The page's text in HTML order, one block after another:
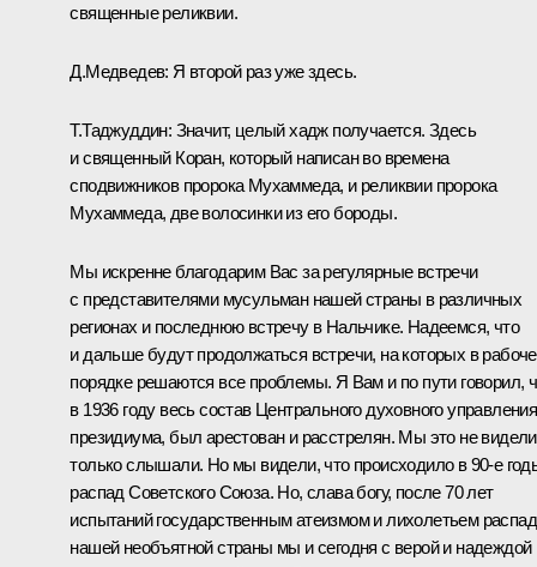
священные реликвии.
Д.Медведев: Я второй раз уже здесь.
Т.Таджуддин: Значит, целый хадж получается. Здесь
и священный Коран, который написан во времена
сподвижников пророка Мухаммеда, и реликвии пророка
Мухаммеда, две волосинки из его бороды.
Мы искренне благодарим Вас за регулярные встречи
с представителями мусульман нашей страны в различных
регионах и последнюю встречу в Нальчике. Надеемся, что
и дальше будут продолжаться встречи, на которых в
порядке решаются все проблемы. Я Вам и по пути говорил,
в 1936 году весь состав Центрального духовного
президиума, был арестован и расстрелян. Мы это не
только слышали. Но мы видели, что происходило в 90-е
распад Советского Союза. Но, слава богу, после 70 лет
испытаний государственным атеизмом и лихолетьем
нашей необъятной страны мы и сегодня с верой и надеждой